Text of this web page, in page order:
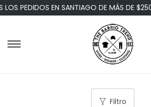
EN SANTIAGO DE MÁS DE $250.000
Filtro